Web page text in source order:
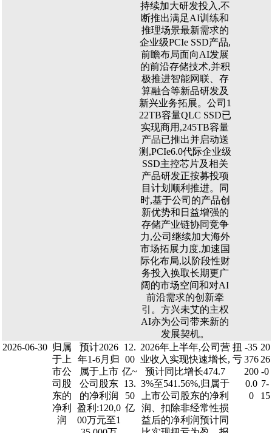
持续加大研发投入,不
断推出满足AI训练和
推理场景最新需求的
企业级PCIe SSD产品,
前瞻布局面向AI发展
的前沿存储技术,并积
极推进智能网联、存
算融合等新品研发及
新兴业务拓展。公司1
22TB容量QLC SSD已
实现商用,245TB容量
产品已推出并启动送
测,PCIe6.0代际企业级
SSD主控芯片及相关
产品研发正按募投项
目计划顺利推进。同
时,基于公司的产品创
新优势和日益增强的
存储产业链协同竞争
力,公司继续加大海外
市场拓展力度,加速国
际化布局,以阶段性财
务投入换取长期更广
阔的市场空间和对AI
前沿需求的创新牵
引。方兴未艾的主权
AI亦为公司带来新的
发展契机。
2026-06-30 归属
于上
市公
司股
东的
净利
润
预计2026
年1-6月归
属于上市
公司股东
的净利润
盈利:120,0
00万元至1
12.
00
亿~
13.
50
亿
2026年上半年,公司营
业收入实现快速增长,
预计同比增长474.7
3%至541.56%,归属于
上市公司股东的净利
润、扣除非经常性损
益后的净利润预计同
扭
亏
-35
376
200
0.0
0
20
26
-0
7-
15